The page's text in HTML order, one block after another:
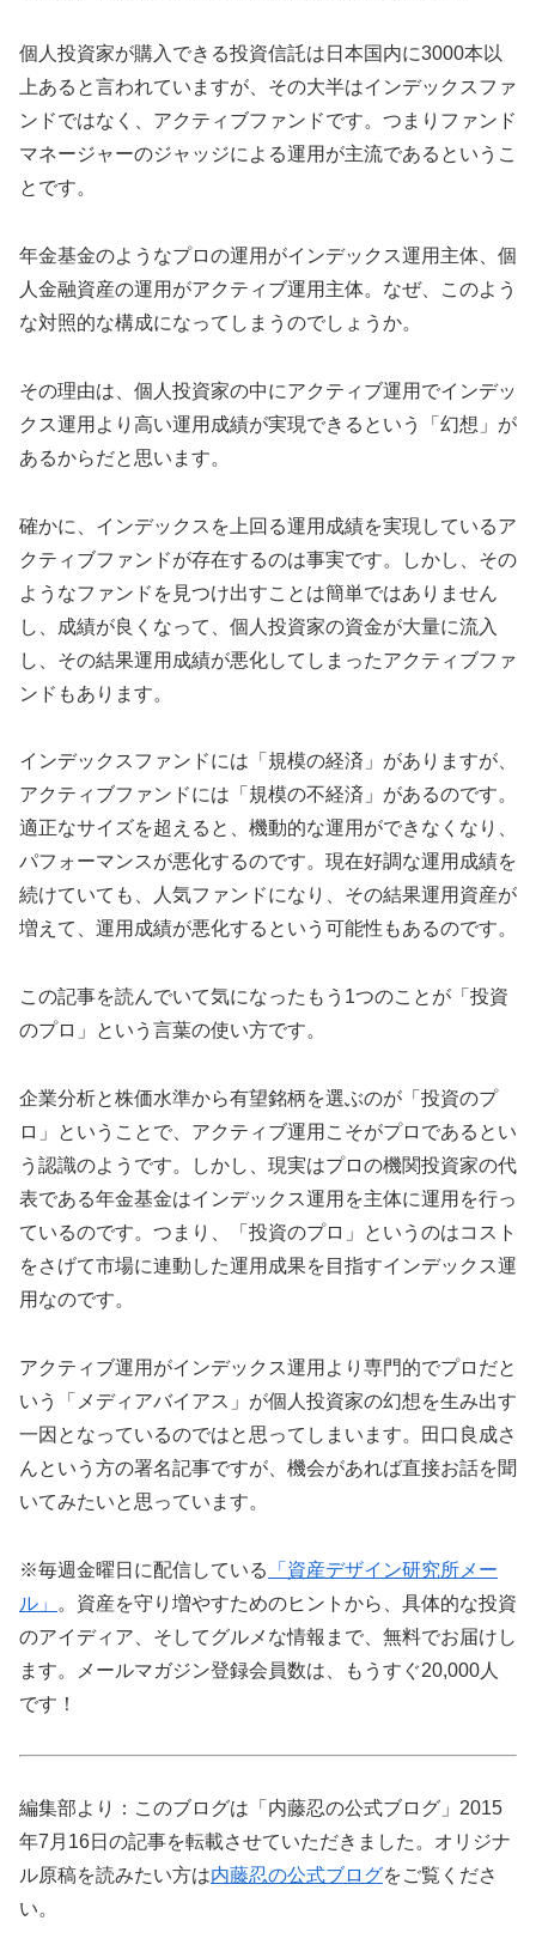
個人投資家が購入できる投資信託は日本国内に3000本以
上あると言われていますが、その大半はインデックスファ
ンドではなく、アクティブファンドです。つまりファンド
マネージャーのジャッジによる運用が主流であるというこ
とです。
年金基金のようなプロの運用がインデックス運用主体、個
人金融資産の運用がアクティブ運用主体。なぜ、このよう
な対照的な構成になってしまうのでしょうか。
その理由は、個人投資家の中にアクティブ運用でインデッ
クス運用より高い運用成績が実現できるという「幻想」が
あるからだと思います。
確かに、インデックスを上回る運用成績を実現しているア
クティブファンドが存在するのは事実です。しかし、その
ようなファンドを見つけ出すことは簡単ではありません
し、成績が良くなって、個人投資家の資金が大量に流入
し、その結果運用成績が悪化してしまったアクティブファ
ンドもあります。
インデックスファンドには「規模の経済」がありますが、
アクティブファンドには「規模の不経済」があるのです。
適正なサイズを超えると、機動的な運用ができなくなり、
パフォーマンスが悪化するのです。現在好調な運用成績を
続けていても、人気ファンドになり、その結果運用資産が
増えて、運用成績が悪化するという可能性もあるのです。
この記事を読んでいて気になったもう1つのことが「投資
のプロ」という言葉の使い方です。
企業分析と株価水準から有望銘柄を選ぶのが「投資のプ
ロ」ということで、アクティブ運用こそがプロであるとい
う認識のようです。しかし、現実はプロの機関投資家の代
表である年金基金はインデックス運用を主体に運用を行っ
ているのです。つまり、「投資のプロ」というのはコスト
をさげて市場に連動した運用成果を目指すインデックス運
用なのです。
アクティブ運用がインデックス運用より専門的でプロだと
いう「メディアバイアス」が個人投資家の幻想を生み出す
一因となっているのではと思ってしまいます。田口良成さ
んという方の署名記事ですが、機会があれば直接お話を聞
いてみたいと思っています。
※毎週金曜日に配信している
「資産デザイン研究所メー
ル」
。資産を守り増やすためのヒントから、具体的な投資
のアイディア、そしてグルメな情報まで、無料でお届けし
ます。メールマガジン登録会員数は、もうすぐ20,000人
です！
編集部より：このブログは「内藤忍の公式ブログ」2015
年7月16日の記事を転載させていただきました。オリジナ
ル原稿を読みたい方は内藤忍の公式ブログをご覧くださ
い。